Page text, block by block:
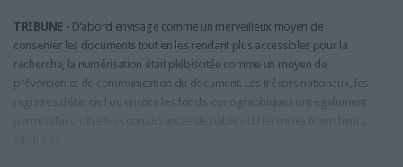
TRIBUNE - D’abord envisagé comme un merveilleux moyen de
conserver les documents tout en les rendant plus accessibles pour la
recherche, la numérisation était plébiscitée comme un moyen de
prévention et de communication du document. Les trésors nationaux, les
registres d’état civil ou encore les fonds iconographiques ont également